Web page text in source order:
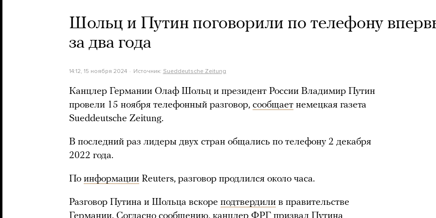
Шольц и Путин поговорили по телефону
за два года
14:12, 15 ноября 2024 Источник: Sueddeutsche Zeitung
Канцлер Германии Олаф Шольц и президент России Владимир Путин
провели 15 ноября телефонный разговор, сообщает немецкая газета
Sueddeutsche Zeitung.
В последний раз лидеры двух стран общались по телефону 2 декабря
2022 года.
По информации Reuters, разговор продлился около часа.
Разговор Путина и Шольца вскоре подтвердили в правительстве
Германии. Согласно сообщению, канцлер ФРГ призвал Путина